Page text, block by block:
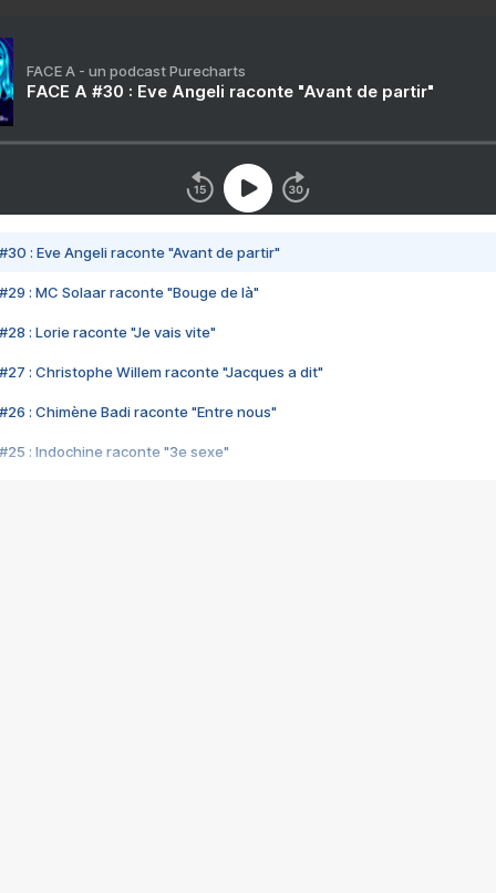
FACE A - un podcast Purecharts
FACE A #30 : Eve Angeli raconte "Avant de partir"
#30 : Eve Angeli raconte "Avant de partir"
#29 : MC Solaar raconte "Bouge de là"
#28 : Lorie raconte "Je vais vite"
#27 : Christophe Willem raconte "Jacques a dit"
#26 : Chimène Badi raconte "Entre nous"
#25 : Indochine raconte "3e sexe"